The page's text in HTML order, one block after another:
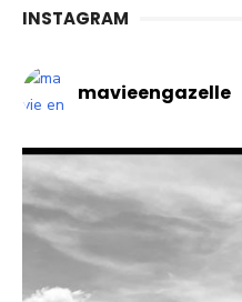
INSTAGRAM
mavieengazelle